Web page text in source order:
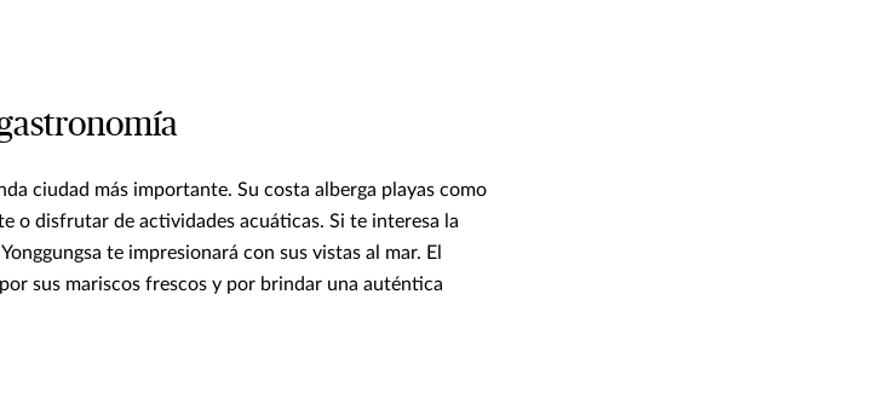
ciudad más importante. Su costa alberga playas como
o disfrutar de actividades acuáticas. Si te interesa la
te impresionará con sus vistas al mar. El
sus mariscos frescos y por brindar una auténtica